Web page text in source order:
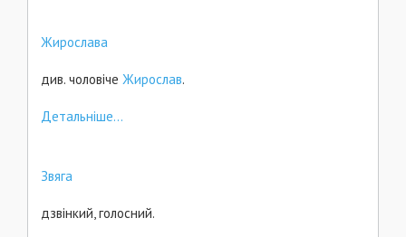
Жирослава
див. чоловіче Жирослав.
Детальніше...
Звяга
дзвінкий, голосний.